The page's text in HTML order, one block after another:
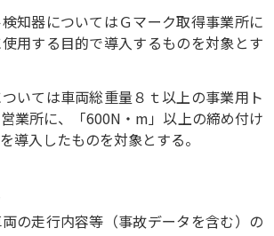
知器についてはＧマーク取得事業所に
用する目的で導入するものを対象とす
いては車両総重量８ｔ以上の事業用ト
業所に、「600N・m」以上の締め付け
導入したものを対象とする。
の走行内容等（事故データを含む）の